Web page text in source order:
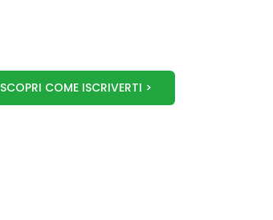
SCOPRI COME ISCRIVERTI >